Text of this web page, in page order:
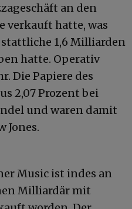
an den
verkauft hatte, was
1,6 Milliarden
hatte. Operativ
Die Papiere des
2,07 Prozent bei
und waren damit
Jones.
Music ist indes an
Milliardär mit